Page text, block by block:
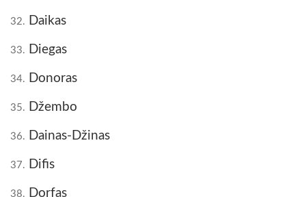
32. Daikas
33. Diegas
34. Donoras
35. Džembo
36. Dainas-Džinas
37. Difis
38. Dorfas